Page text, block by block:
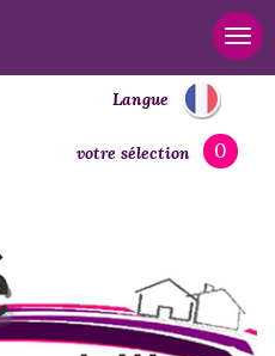
Langue
votre sélection 0